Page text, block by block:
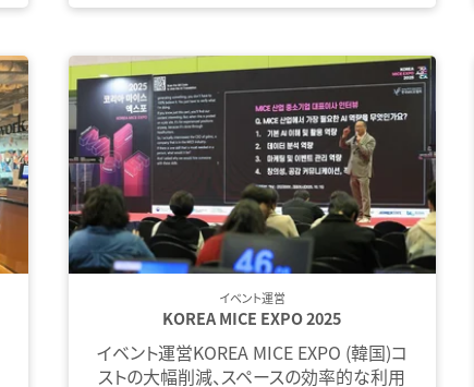
イベント運営
KOREA MICE EXPO 2025
イベント運営KOREA MICE EXPO (韓国)コ
ストの大幅削減、スペースの効率的な利用